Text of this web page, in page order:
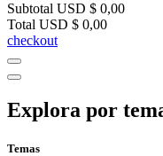
Subtotal USD $ 0,00
Total USD $ 0,00
checkout
Explora por
Temas